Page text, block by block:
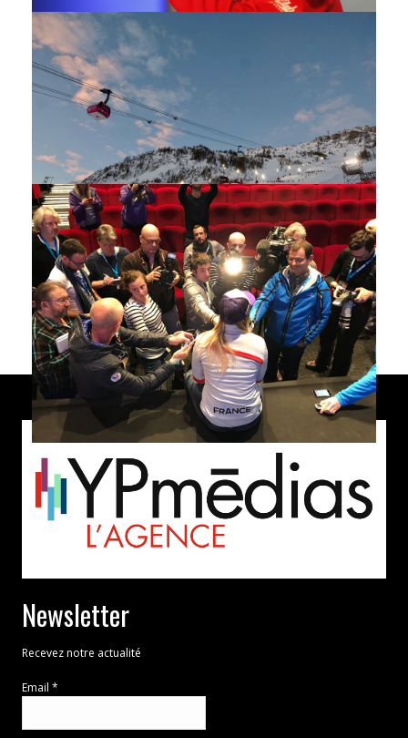
Newsletter
Recevez notre actualité
Email *